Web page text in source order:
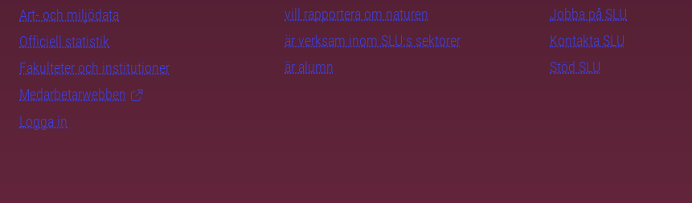
Art- och miljödata
Officiell statistik
Fakulteter och institutioner
Medarbetarwebben
Logga in
vill rapportera om naturen
är verksam inom SLU:s sektorer
är alumn
Jobba på SLU
Kontakta SLU
Stöd SLU